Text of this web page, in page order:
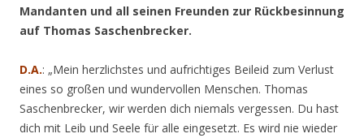
Mandanten und all seinen Freunden zur Rückbesinnung
auf Thomas Saschenbrecker.
D.A.: „Mein herzlichstes und aufrichtiges Beileid zum Verlust
eines so großen und wundervollen Menschen. Thomas
Saschenbrecker, wir werden dich niemals vergessen. Du hast
dich mit Leib und Seele für alle eingesetzt. Es wird nie wieder